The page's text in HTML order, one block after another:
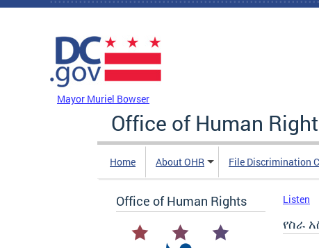
Skip to main content
Mayor Muriel Bowser
Office of Human
Home About OHR File Discrimination
Office of Human Rights Listen
የስራ